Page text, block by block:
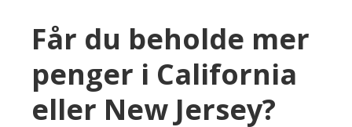
Får du beholde mer
penger i California
eller New Jersey?